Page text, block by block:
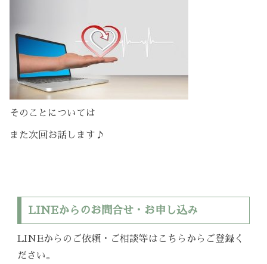
そのことについては
また次回お話します♪
LINEからのお問合せ・お申し込み
LINEからのご依頼・ご相談等はこちらからご登録く
ださい。